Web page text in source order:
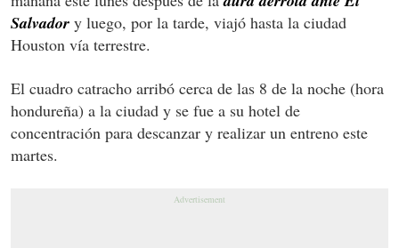
Salvador y luego, por la tarde, viajó hasta la ciudad
Houston vía terrestre.
El cuadro catracho arribó cerca de las 8 de la noche (hora
hondureña) a la ciudad y se fue a su hotel de
concentración para descanzar y realizar un entreno este
martes.